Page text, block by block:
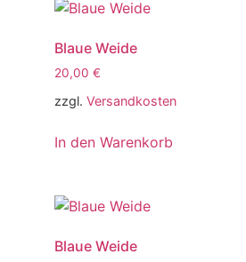
Blaue Weide
20,00 €
zzgl. Versandkosten
In den Warenkorb
Blaue Weide